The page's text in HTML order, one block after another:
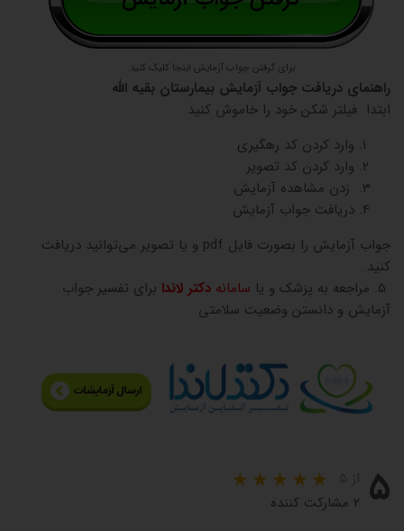
برای گرفتن جواب آزمایش اینجا کلیک کنید.
راهنمای دریافت جواب آزمایش بیمارستان بقیه الله
ابتدا فیلتر شکن خود را خاموش کنید
وارد کردن کد رهگیری
وارد کردن کد تصویر
زدن مشاهده آزمایش
دریافت جواب آزمایش
جواب آزمایش را بصورت فایل pdf و یا تصویر می‌توانید دریافت
کنید.
سامانه دکتر لاندا برای تفسیر جواب
آزمایش و دانستن وضعیت سلامتی
۵ ۲ مشارکت کننده